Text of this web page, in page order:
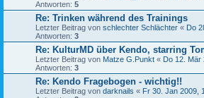
Antworten: 5
Re: Trinken während des Trainings
Letzter Beitrag von schlechter Schlächter « Do
Antworten: 3
Re: KulturMD über Kendo, starring
Letzter Beitrag von Matze G.Punkt « Do 12. Mär
Antworten: 3
Re: Kendo Fragebogen - wichtig!!
Letzter Beitrag von darknails « Fr 30. Jan 2009,